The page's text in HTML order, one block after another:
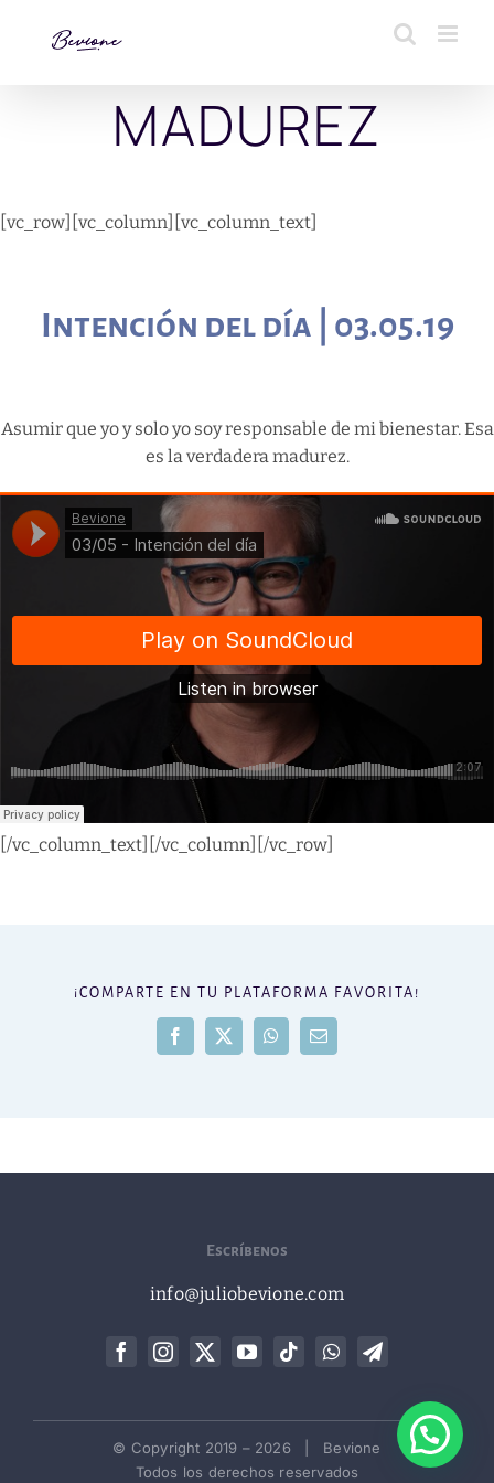
MADUREZ
[vc_row][vc_column][vc_column_text]
Intención del día | 03.05.19
Asumir que yo y solo yo soy responsable de mi bienestar. Esa
es la verdadera madurez.
[/vc_column_text][/vc_column][/vc_row]
¡COMPARTE EN TU PLATAFORMA FAVORITA!
Facebook
X WhatsAppCorreo
Escríbenos
info@juliobevione.com
© Copyright 2019 – 2026 | Bevione
Todos los derechos reservados